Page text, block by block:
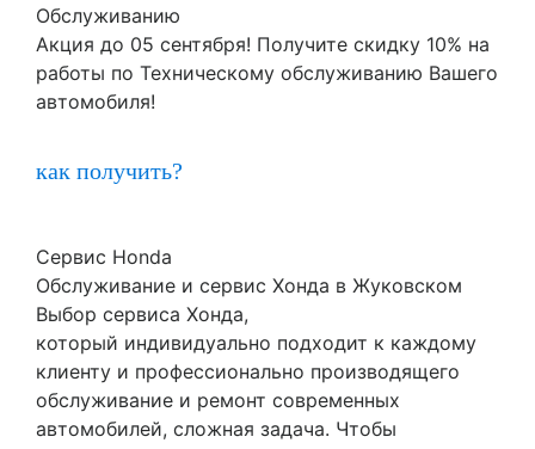
Обслуживанию
Акция до 05 сентября! Получите скидку 10% на
работы по Техническому обслуживанию Вашего
автомобиля!
как получить?
Сервис Honda
Обслуживание и сервис Хонда в Жуковском
Выбор сервиса Хонда,
который индивидуально подходит к каждому
клиенту и профессионально производящего
обслуживание и ремонт современных
автомобилей, сложная задача. Чтобы